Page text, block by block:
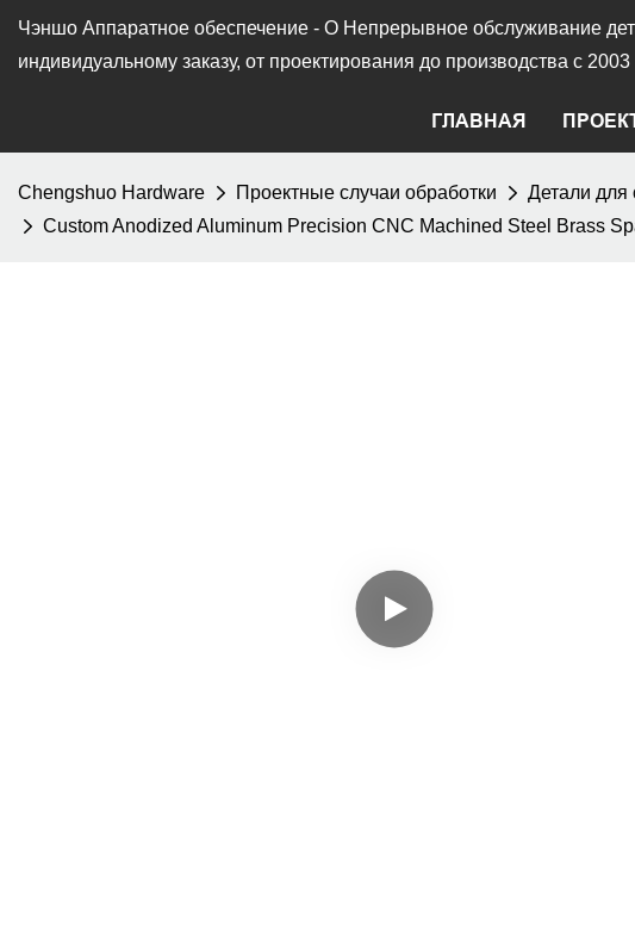
Чэншо Аппаратное обеспечение - О Непрерывное обслуживание
индивидуальному заказу, от проектирования до производства с 2003
ГЛАВНАЯ
Chengshuo Hardware Проектные случаи обработки Детали для
Custom Anodized Aluminum Precision CNC Machined Steel Brass